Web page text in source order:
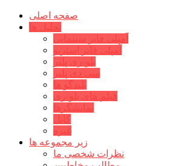
صفحه اصلی
تحلیل ها
آمپلی فایر سینمایی
آمپلی فایر استریو
بلو-ری پلیر
سی دی پلیر
بلندگو ها
فیلم های بلو-ری
نمایشگرها
کابل
غیره
زیر مجموعه ها
نظرات شخصی ما